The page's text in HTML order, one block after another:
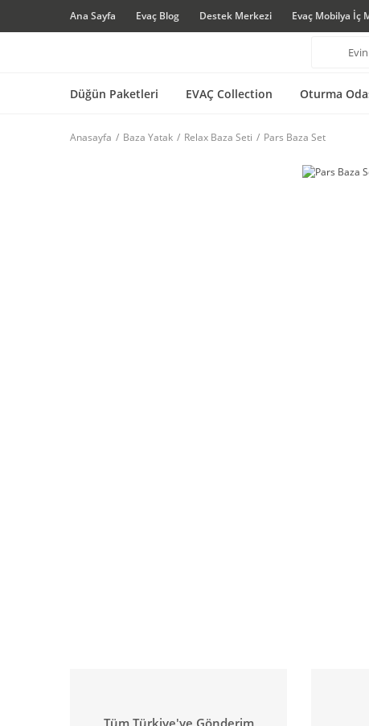
Ana Sayfa Evaç Blog Destek Merkezi Evaç Mobilya İç
Düğün Paketleri EVAÇ Collection Oturma
Anasayfa Baza Yatak Relax Baza Seti Pars Baza Set
Tüm Türkiye'ye Gönderim